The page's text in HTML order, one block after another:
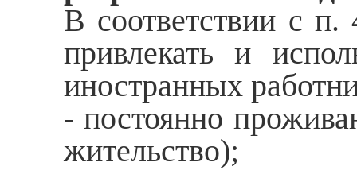
В соответствии с п.
привлекать и
иностранных
- постоянно
жительство);